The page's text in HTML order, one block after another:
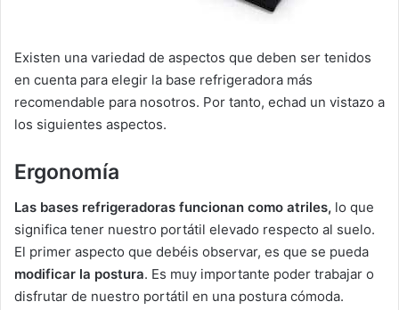
Existen una variedad de aspectos que deben ser tenidos
en cuenta para elegir la base refrigeradora más
recomendable para nosotros. Por tanto, echad un vistazo a
los siguientes aspectos.
Ergonomía
Las bases refrigeradoras funcionan como atriles, lo que
significa tener nuestro portátil elevado respecto al suelo.
El primer aspecto que debéis observar, es que se pueda
modificar la postura. Es muy importante poder trabajar o
disfrutar de nuestro portátil en una postura cómoda.